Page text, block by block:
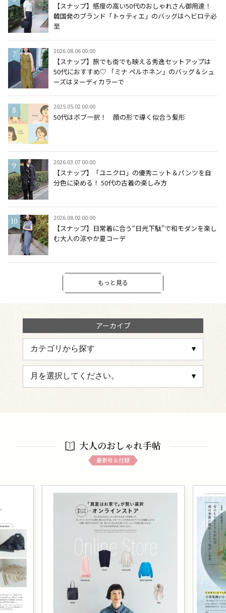
【スナップ】感度の高い50代のおしゃれさん御用達！
韓国発のブランド「トゥティエ」のバッグはヘビロテ必
至
2026.08.06 00:00
【スナップ】旅でも街でも映える秀逸セットアップは
50代におすすめ♡ 「ミナ ペルホネン」のバッグ＆シュ
ーズはヌーディカラーで
2025.05.02 00:00
50代はボブ一択！ 顔の形で導く似合う髪形
2026.03.07 00:00
【スナップ】「ユニクロ」の優秀ニット＆パンツを自
分色に染める！ 50代の古着の楽しみ方
2026.08.02 00:00
【スナップ】日常着に合う“日光下駄”で和モダンを楽し
む大人の涼やか夏コーデ
もっと見る
アーカイブ
大人のおしゃれ手帖
最新号＆付録